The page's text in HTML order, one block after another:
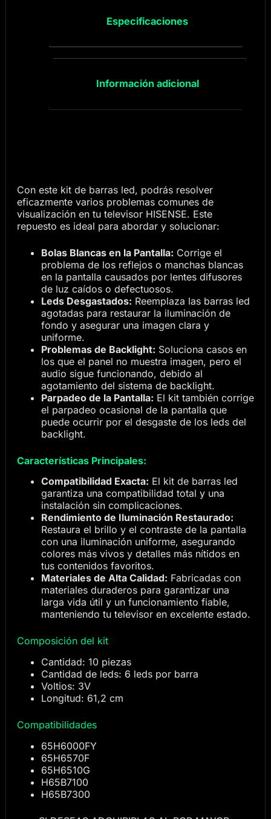
Especificaciones
Información adicional
Con este kit de barras led, podrás resolver
eficazmente varios problemas comunes de
visualización en tu televisor HISENSE. Este
repuesto es ideal para abordar y solucionar:
Bolas Blancas en la Pantalla: Corrige el
problema de los reflejos o manchas blancas
en la pantalla causados por lentes difusores
de luz caídos o defectuosos.
Leds Desgastados: Reemplaza las barras led
agotadas para restaurar la iluminación de
fondo y asegurar una imagen clara y
uniforme.
Problemas de Backlight: Soluciona casos en
los que el panel no muestra imagen, pero el
audio sigue funcionando, debido al
agotamiento del sistema de backlight.
Parpadeo de la Pantalla: El kit también corrige
el parpadeo ocasional de la pantalla que
puede ocurrir por el desgaste de los leds del
backlight.
Características Principales:
Compatibilidad Exacta: El kit de barras led
garantiza una compatibilidad total y una
instalación sin complicaciones.
Rendimiento de Iluminación Restaurado:
Restaura el brillo y el contraste de la pantalla
con una iluminación uniforme, asegurando
colores más vivos y detalles más nítidos en
tus contenidos favoritos.
Materiales de Alta Calidad: Fabricadas con
materiales duraderos para garantizar una
larga vida útil y un funcionamiento fiable,
manteniendo tu televisor en excelente estado.
Composición del kit
Cantidad: 10 piezas
Cantidad de leds: 6 leds por barra
Voltios: 3V
Longitud: 61,2 cm
Compatibilidades
65H6000FY
65H6570F
65H6510G
H65B7100
H65B7300